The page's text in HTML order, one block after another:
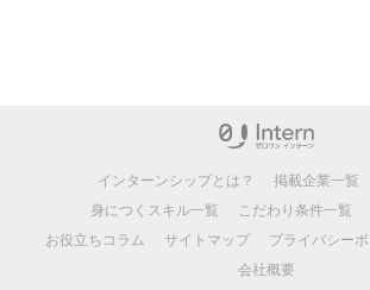
インターンシップとは？ 掲載企業一覧
身につくスキル一覧
こだわり条件一覧
お役立ちコラム
サイトマップ プライバシー
会社概要